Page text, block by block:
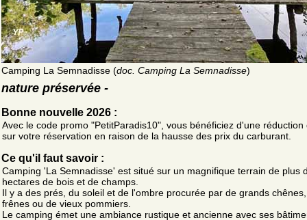
Camping La Semnadisse (doc. Camping La Semnadisse)
nature préservée -
Bonne nouvelle 2026 :
Avec le code promo "PetitParadis10", vous bénéficiez d'une réduction
sur votre réservation en raison de la hausse des prix du carburant.
Ce qu'il faut savoir :
Camping 'La Semnadisse' est situé sur un magnifique terrain de plus
hectares de bois et de champs.
Il y a des prés, du soleil et de l'ombre procurée par de grands
frênes ou de vieux pommiers.
Le camping émet une ambiance rustique et ancienne avec ses